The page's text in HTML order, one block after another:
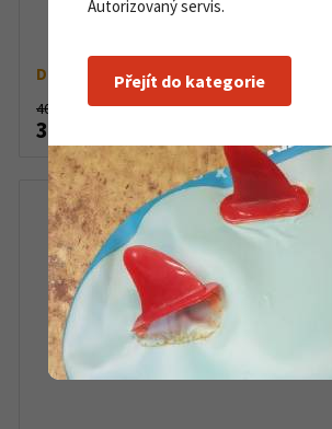
Raft EG Titan 420
Dostupné od 30. 08. 2026
40 790 Kč
33 990 Kč
Autorizovaný servis.
Přejít do kategorie